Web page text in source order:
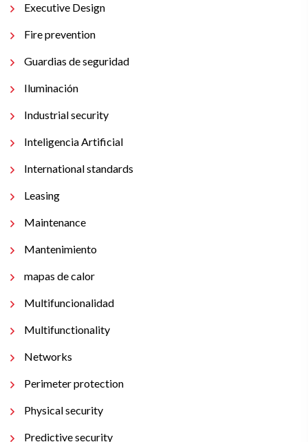
Executive Design
Fire prevention
Guardias de seguridad
Iluminación
Industrial security
Inteligencia Artificial
International standards
Leasing
Maintenance
Mantenimiento
mapas de calor
Multifuncionalidad
Multifunctionality
Networks
Perimeter protection
Physical security
Predictive security